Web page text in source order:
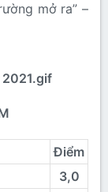
mở ra” –
Điểm
3,0